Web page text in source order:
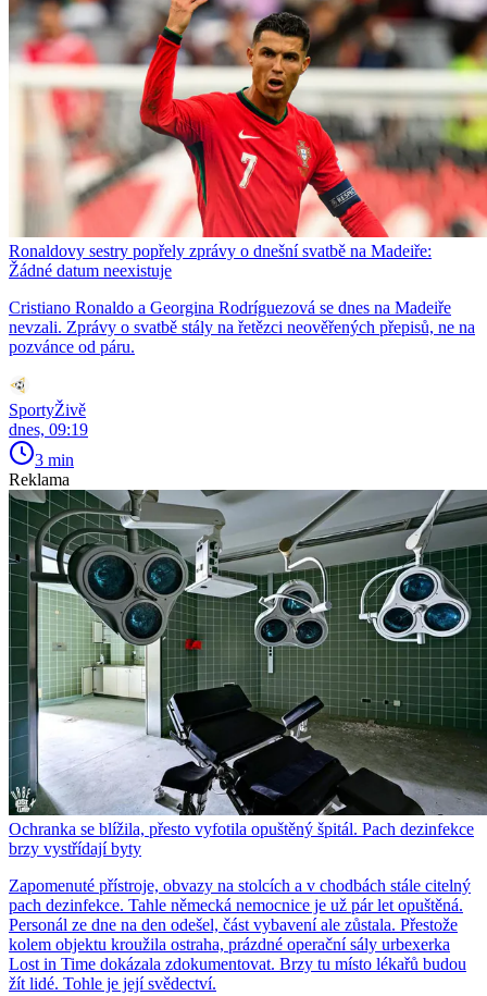
Ronaldovy sestry popřely zprávy o dnešní svatbě na Madeiře:
Žádné datum neexistuje
Cristiano Ronaldo a Georgina Rodríguezová se dnes na Madeiře
nevzali. Zprávy o svatbě stály na řetězci neověřených přepisů, ne na
pozvánce od páru.
SportyŽivě
dnes, 09:19
3 min
Reklama
Ochranka se blížila, přesto vyfotila opuštěný špitál. Pach dezinfekce
brzy vystřídají byty
Zapomenuté přístroje, obvazy na stolcích a v chodbách stále citelný
pach dezinfekce. Tahle německá nemocnice je už pár let opuštěná.
Personál ze dne na den odešel, část vybavení ale zůstala. Přestože
kolem objektu kroužila ostraha, prázdné operační sály urbexerka
Lost in Time dokázala zdokumentovat. Brzy tu místo lékařů budou
žít lidé. Tohle je její svědectví.